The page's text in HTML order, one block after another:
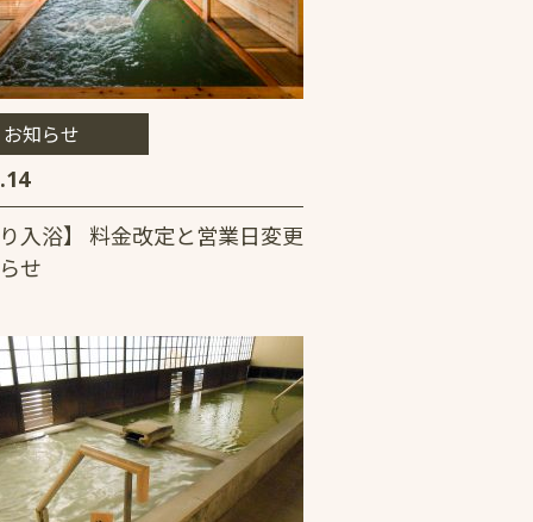
お知らせ
入浴】 料金改定と営業日変更
せ